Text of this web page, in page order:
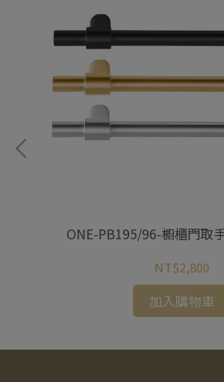
ONE-PB195/96-櫥櫃門取
NT$2,800
加入購物車